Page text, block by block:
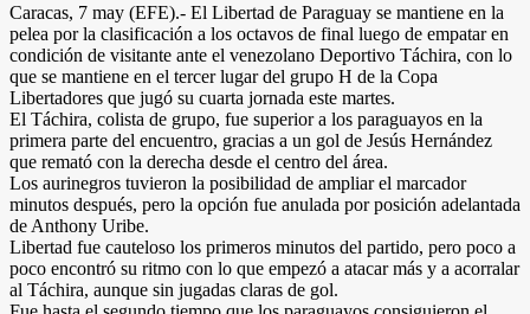
Caracas, 7 may (EFE).- El Libertad de Paraguay se mantiene en la
pelea por la clasificación a los octavos de final luego de empatar en
condición de visitante ante el venezolano Deportivo Táchira, con lo
que se mantiene en el tercer lugar del grupo H de la Copa
Libertadores que jugó su cuarta jornada este martes.
El Táchira, colista de grupo, fue superior a los paraguayos en la
primera parte del encuentro, gracias a un gol de Jesús Hernández
que remató con la derecha desde el centro del área.
Los aurinegros tuvieron la posibilidad de ampliar el marcador
minutos después, pero la opción fue anulada por posición adelantada
de Anthony Uribe.
Libertad fue cauteloso los primeros minutos del partido, pero poco a
poco encontró su ritmo con lo que empezó a atacar más y a acorralar
al Táchira, aunque sin jugadas claras de gol.